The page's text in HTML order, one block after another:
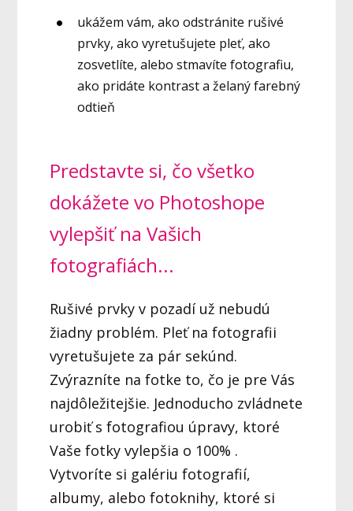
ukážem vám, ako odstránite rušivé
prvky, ako vyretušujete pleť, ako
zosvetlíte, alebo stmavíte fotografiu,
ako pridáte kontrast a želaný farebný
odtieň
Predstavte si, čo všetko
dokážete vo Photoshope
vylepšiť na Vašich
fotografiách...
Rušivé prvky v pozadí už nebudú
žiadny problém. Pleť na fotografii
vyretušujete za pár sekúnd.
Zvýrazníte na fotke to, čo je pre Vás
najdôležitejšie. Jednoducho zvládnete
urobiť s fotografiou úpravy, ktoré
Vaše fotky vylepšia o 100% .
Vytvoríte si galériu fotografií,
albumy, alebo fotoknihy, ktoré si